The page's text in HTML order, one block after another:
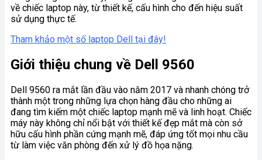
về chiếc laptop này, từ thiết kế, cấu hình cho đến hiệu suất
sử dụng thực tế.
Tham khảo một số laptop Dell tại đây!
Giới thiệu chung về Dell 9560
Dell 9560 ra mắt lần đầu vào năm 2017 và nhanh chóng trở
thành một trong những lựa chọn hàng đầu cho những ai
đang tìm kiếm một chiếc laptop mạnh mẽ và linh hoạt. Chiếc
máy này không chỉ nổi bật với thiết kế đẹp mắt mà còn sở
hữu cấu hình phần cứng mạnh mẽ, đáp ứng tốt mọi nhu cầu
từ làm việc văn phòng đến xử lý đồ họa nặng.